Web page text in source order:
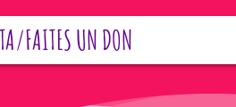
FAITES UN DON